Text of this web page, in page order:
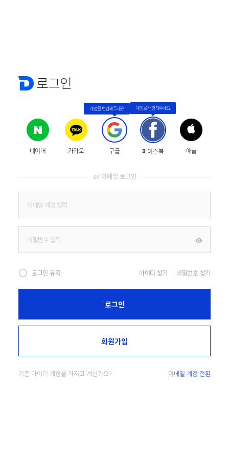
로그인
네이버 카카오 구글 페이스북 애플
or 이메일 로그인
로그인 유지 아이디 찾기 비밀번호 찾기
로그인
회원가입
기존 아이디 계정을 가지고 계신가요? 이메일 계정 전환